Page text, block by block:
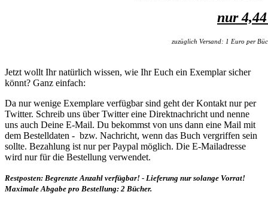
nur
zuzüglich Versand: 1 Euro per
Jetzt wollt Ihr natürlich wissen, wie Ihr Euch ein Exemplar sicher
könnt? Ganz einfach:
Da nur wenige Exemplare verfügbar sind geht der Kontakt nur per
Twitter. Schreib uns über Twitter eine Direktnachricht und nenne
uns auch Deine E-Mail. Du bekommst von uns dann eine Mail mit
dem Bestelldaten - bzw. Nachricht, wenn das Buch vergriffen sein
sollte. Bezahlung ist nur per Paypal möglich. Die E-Mailadresse
wird nur für die Bestellung verwendet.
Restposten: Begrenzte Anzahl verfügbar! - Lieferung nur solange Vorrat!
Maximale Abgabe pro Bestellung: 2 Bücher.